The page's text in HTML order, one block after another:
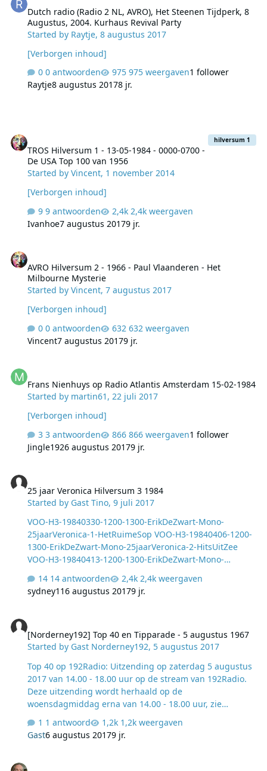
Dutch radio (Radio 2 NL, AVRO), Het Steenen Tijdperk, 8
Augustus, 2004. Kurhaus Revival Party
Started by Raytje,8 augustus 2017
[Verborgen inhoud]
0 antwoorden
975 weergaven1 follower
Raytje8 augustus 20178 jr.
TROS Hilversum 1 - 13-05-1984 - 0000-0700 -
De USA Top 100 van 1956
Started byVincent, 1 november 2014
hilversum 1
[Verborgen inhoud]
9 antwoorden
2,4k weergaven
Ivanhoe7 augustus 20179 jr.
AVRO Hilversum 2 - 1966 - Paul Vlaanderen - Het
Milbourne Mysterie
Started byVincent,7 augustus 2017
[Verborgen inhoud]
0 antwoorden
632 weergaven
Vincent7 augustus 20179 jr.
Frans Nienhuys op Radio Atlantis Amsterdam 15-02-1984
Started by martin61 ,22 juli 2017
[Verborgen inhoud]
3 antwoorden
866 weergaven1 follower
Jingle1926 augustus 20179 jr.
25 jaar Veronica Hilversum 3 1984
Started by Gast Tino,9 juli 2017
VOO-H3-19840330-1200-1300-ErikDeZwart-Mono-
25jaarVeronica-1-HetRuimeSop VOO-H3-19840406-1200-
1300-ErikDeZwart-Mono-25jaarVeronica-2-HitsUitZee
VOO-H3-19840413-1200-1300-ErikDeZwart-Mono-
19840420-1200-1300-ErikDeZwart-Mono-25jaarVeronica-
4-DeLaatsteLoodjes
14 antwoorden
2,4k weergaven
sydney116 augustus 20179 jr.
[Norderney192] Top 40 en Tipparade - 5 augustus 1967
Started by Gast Norderney192, 5 augustus 2017
Top 40 op 192Radio: Uitzending op zaterdag 5 augustus
2017 van 14.00 - 18.00 uur op de stream van 192Radio.
Deze uitzending wordt herhaald op de
woensdagmiddag erna van 14.00 - 18.00 uur, zie
Bert van der Laan. Uitzending op zaterdag 5 augustus
2017 van 16.00 - 18.00 uur op de stream van 192Radio.
1 antwoord
1,2k weergaven
Gast6 augustus 20179 jr.